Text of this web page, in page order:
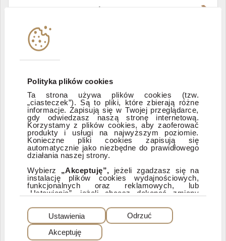
Polityka plików cookies
Ta strona używa plików cookies (tzw.
„ciasteczek”). Są to pliki, które zbierają różne
informacje. Zapisują się w Twojej przeglądarce,
gdy odwiedzasz naszą stronę internetową.
Korzystamy z plików cookies, aby zaoferować
produkty i usługi na najwyższym poziomie.
Konieczne pliki cookies zapisują się
automatycznie jako niezbędne do prawidłowego
działania naszej strony.
Wybierz „Akceptuję”, jeżeli zgadzasz się na
instalację plików cookies wydajnościowych,
funkcjonalnych oraz reklamowych, lub
„Ustawienia”, jeżeli chcesz dokonać zmiany
Dzięki plikom cookies możemy: udostępniać
nasz serwis, dostosowywać go do Twoich
preferencji, a także analizować, jakie strony
najczęściej odwiedzasz i z jakich stron do nas
Akceptuję
Ustawienia Odrzuć
Instytucje współpracujące
Zastrzeżenia prawne
ESG
PEŁNA WERSJA SERWISU
© 2025 Dom Inwestycyjny Xelion sp. z o.o. Wszelkie prawa zastrzeżone. Dom